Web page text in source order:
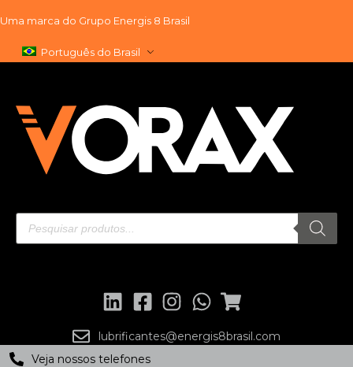
para
Uma marca do Grupo Energis 8 Brasil
Português do Brasil
lubrificantes@energis8brasil.com
Veja nossos telefones